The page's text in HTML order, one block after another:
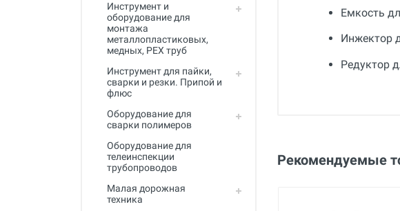
Инструмент и
оборудование для
монтажа
металлопластиковых,
медных, PEX труб
Инструмент для пайки,
сварки и резки. Припой и
флюс
Оборудование для
сварки полимеров
Оборудование для
телеинспекции
трубопроводов
Малая дорожная
техника
Емкость
Инжектор
Редуктор
Бренд
Рекомендуемые